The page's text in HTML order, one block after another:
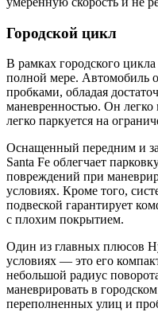
Городской цикл
В рамках городского
полной мере. Автомобиль
пробками, обладая
маневренностью. Он легко
легко паркуется на
Оснащенный передним и
Santa Fe облегчает
повреждений при
условиях. Кроме того,
подвеской гарантирует
с плохим покрытием.
Один из главных плюсов
условиях — это его
небольшой радиус
маневрировать в
переполненных улиц и